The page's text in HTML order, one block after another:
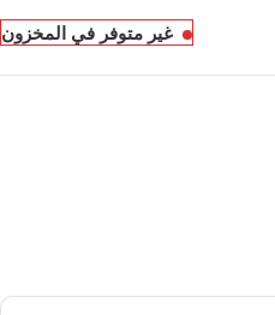
غير متوفر في المخزون